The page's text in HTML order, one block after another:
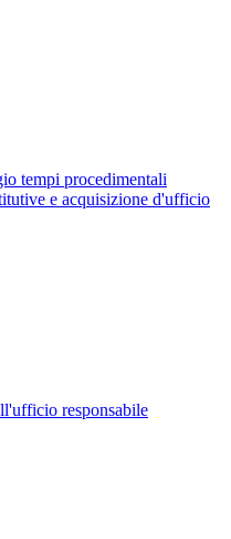
tempi procedimentali
e acquisizione d'ufficio
responsabile